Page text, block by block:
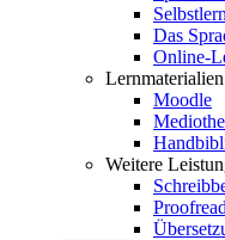
Das
Online-
Lernmaterialien
Moodle
Weitere